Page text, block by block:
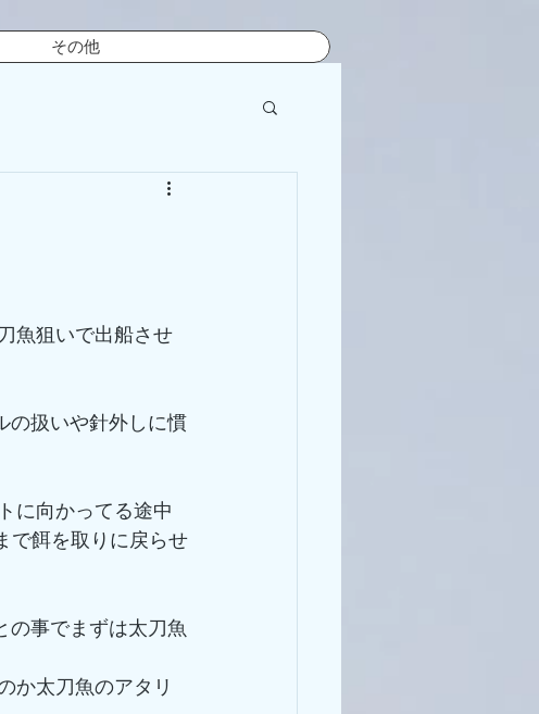
その他
の扱いや針外しに慣
で餌を取りに戻らせ
の事でまずは太刀魚